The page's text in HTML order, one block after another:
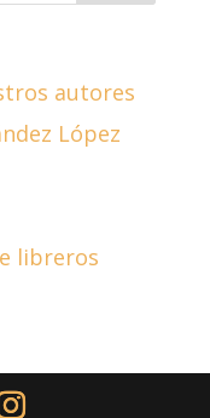
autores
López
libreros